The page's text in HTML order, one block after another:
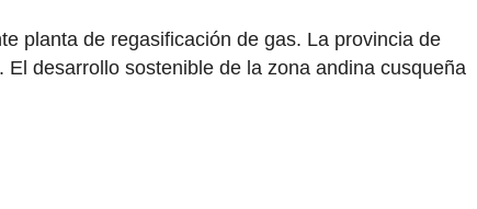
planta de regasificación de gas. La provincia de
desarrollo sostenible de la zona andina cusqueña